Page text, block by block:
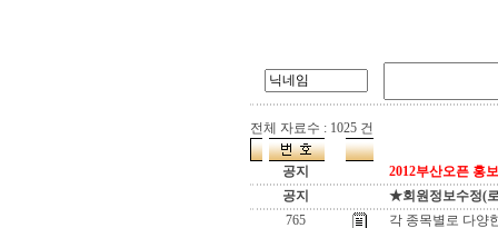
전체 자료수 : 1025 건
공지
2012부산오픈 홍
공지
★회원정보수정(
765
각 종목별로 다양